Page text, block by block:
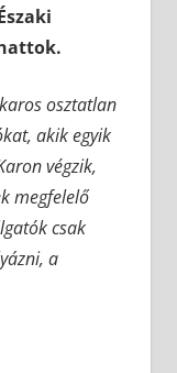
osztatlan
akik egyik
végzik,
megfelelő
csak
a